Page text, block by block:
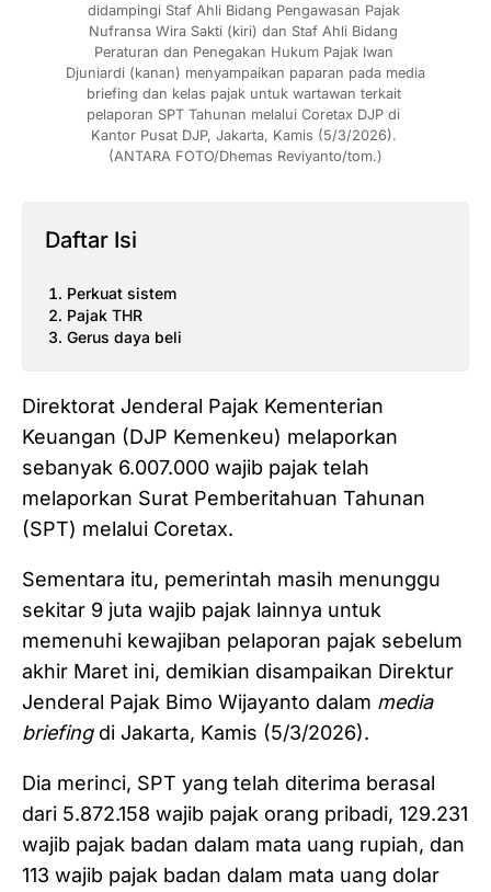
didampingi Staf Ahli Bidang Pengawasan Pajak
Nufransa Wira Sakti (kiri) dan Staf Ahli Bidang
Peraturan dan Penegakan Hukum Pajak Iwan
Djuniardi (kanan) menyampaikan paparan pada media
briefing dan kelas pajak untuk wartawan terkait
pelaporan SPT Tahunan melalui Coretax DJP di
Kantor Pusat DJP, Jakarta, Kamis (5/3/2026).
(ANTARA FOTO/Dhemas Reviyanto/tom.)
Daftar Isi
Perkuat sistem
Pajak THR
Gerus daya beli
Direktorat Jenderal Pajak Kementerian
Keuangan (DJP Kemenkeu) melaporkan
sebanyak 6.007.000 wajib pajak telah
melaporkan Surat Pemberitahuan Tahunan
(SPT) melalui Coretax.
Sementara itu, pemerintah masih menunggu
sekitar 9 juta wajib pajak lainnya untuk
memenuhi kewajiban pelaporan pajak sebelum
akhir Maret ini, demikian disampaikan Direktur
Jenderal Pajak Bimo Wijayanto dalam media
briefingdi Jakarta, Kamis (5/3/2026).
Dia merinci, SPT yang telah diterima berasal
dari 5.872.158 wajib pajak orang pribadi, 129.231
wajib pajak badan dalam mata uang rupiah, dan
113 wajib pajak badan dalam mata uang dolar